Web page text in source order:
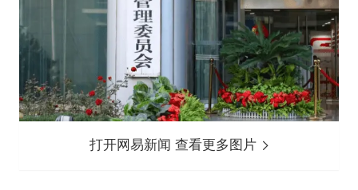
打开网易新闻 查看更多图片